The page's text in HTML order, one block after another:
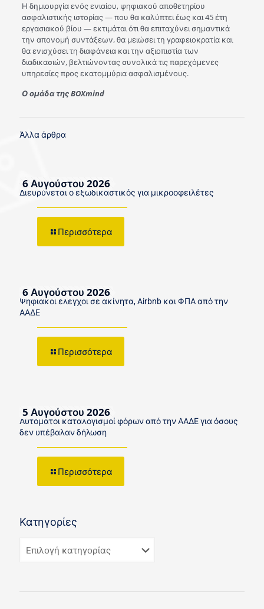
Η δημιουργία ενός ενιαίου, ψηφιακού αποθετηρίου
ασφαλιστικής ιστορίας — που θα καλύπτει έως και 45 έτη
εργασιακού βίου — εκτιμάται ότι θα επιταχύνει σημαντικά
την απονομή συντάξεων, θα μειώσει τη γραφειοκρατία και
θα ενισχύσει τη διαφάνεια και την αξιοπιστία των
διαδικασιών, βελτιώνοντας συνολικά τις παρεχόμενες
υπηρεσίες προς εκατομμύρια ασφαλισμένους.
Ο ομάδα της BOXmind
Άλλα άρθρα
6 Αυγούστου 2026
Διευρύνεται ο εξωδικαστικός για μικροοφειλέτες
Περισσότερα
6 Αυγούστου 2026
Ψηφιακοί έλεγχοι σε ακίνητα, Airbnb και ΦΠΑ από την
ΑΑΔΕ
Περισσότερα
5 Αυγούστου 2026
Αυτόματοι καταλογισμοί φόρων από την ΑΑΔΕ για όσους
δεν υπέβαλαν δήλωση
Περισσότερα
Κατηγορίες